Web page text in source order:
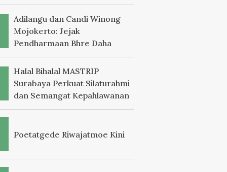
Adilangu dan Candi Winong
Mojokerto: Jejak
Pendharmaan Bhre Daha
Halal Bihalal MASTRIP
Surabaya Perkuat Silaturahmi
dan Semangat Kepahlawanan
Poetatgede Riwajatmoe Kini